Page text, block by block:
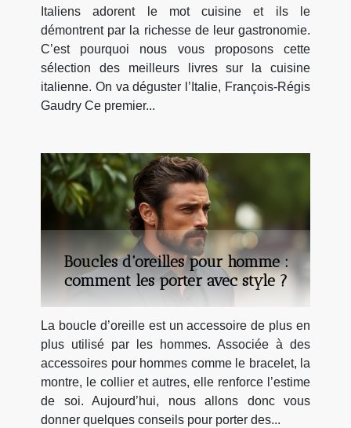
Italiens adorent le mot cuisine et ils le
démontrent par la richesse de leur gastronomie.
C’est pourquoi nous vous proposons cette
sélection des meilleurs livres sur la cuisine
italienne. On va déguster l’Italie, François-Régis
Gaudry Ce premier...
Boucles d'oreilles pour homme :
comment les porter avec style ?
La boucle d’oreille est un accessoire de plus en
plus utilisé par les hommes. Associée à des
accessoires pour hommes comme le bracelet, la
montre, le collier et autres, elle renforce l’estime
de soi. Aujourd’hui, nous allons donc vous
donner quelques conseils pour porter des...